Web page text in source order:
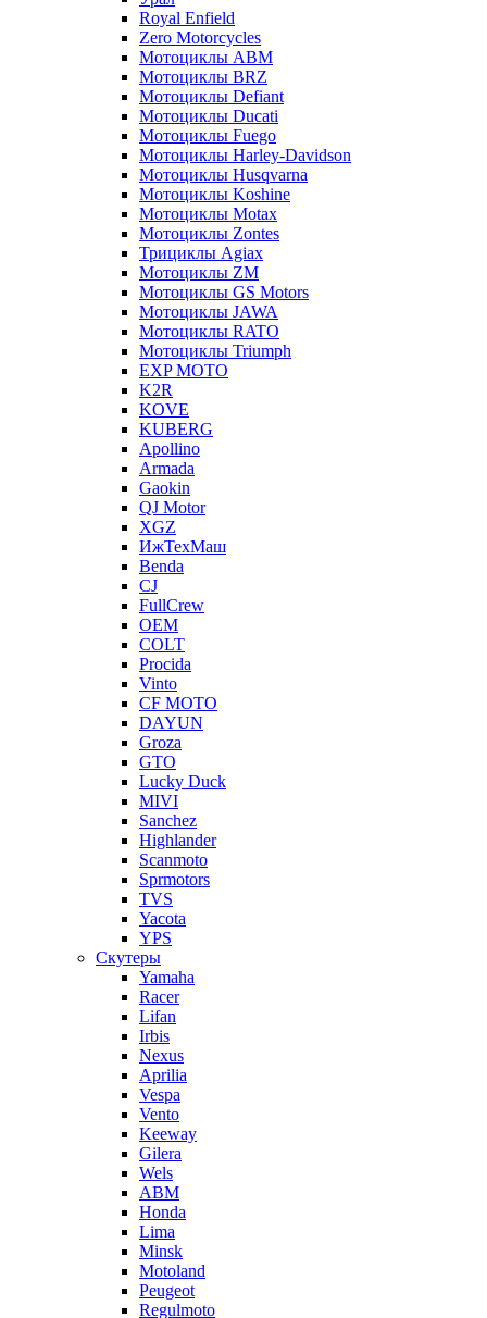
Royal Enfield
Zero Motorcycles
Мотоциклы ABM
Мотоциклы BRZ
Мотоциклы Defiant
Мотоциклы Ducati
Мотоциклы Fuego
Мотоциклы Harley-Davidson
Мотоциклы Husqvarna
Мотоциклы Koshine
Мотоциклы Motax
Мотоциклы Zontes
Трициклы Agiax
Мотоциклы ZM
Мотоциклы GS Motors
Мотоциклы JAWA
Мотоциклы RATO
Мотоциклы Triumph
EXP MOTO
K2R
KOVE
KUBERG
Apollino
Armada
Gaokin
QJ Motor
XGZ
ИжТехМаш
Benda
CJ
FullCrew
OEM
COLT
Procida
Vinto
CF MOTO
DAYUN
Groza
GTO
Lucky Duck
MIVI
Sanchez
Highlander
Scanmoto
Sprmotors
TVS
Yacota
YPS
Скутеры
Yamaha
Racer
Lifan
Irbis
Nexus
Aprilia
Vespa
Vento
Keeway
Gilera
Wels
ABM
Honda
Lima
Minsk
Motoland
Peugeot
Regulmoto